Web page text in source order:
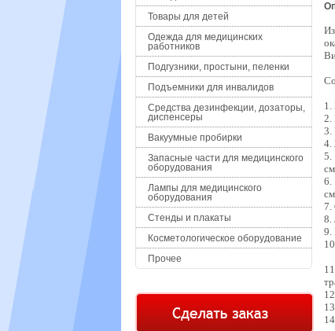
Товары для детей
Одежда для медицинских
работников
Подгузники, простыни, пеленки
Подъемники для инвалидов
Средства дезинфекции, дозаторы,
диспенсеры
Вакуумные пробирки
Запасные части для медицинского
оборудования
Лампы для медицинского
оборудования
Стенды и плакаты
Косметологическое оборудование
Прочее
1.
2.
3.
4.
5.
6.
см
7.
8.
9.